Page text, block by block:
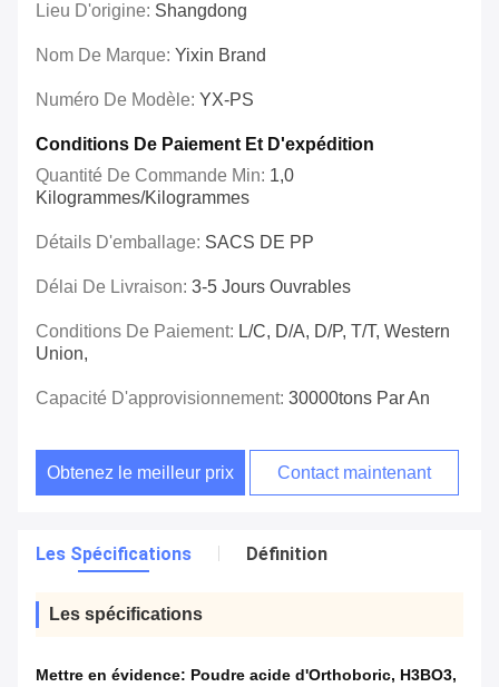
Lieu D'origine: Shangdong
Nom De Marque: Yixin Brand
Numéro De Modèle: YX-PS
Conditions De Paiement Et D'expédition
Quantité De Commande Min: 1,0
Kilogrammes/kilogrammes
Détails D'emballage: SACS DE PP
Délai De Livraison: 3-5 Jours Ouvrables
Conditions De Paiement: L/C, D/A, D/P, T/T, Western
Union,
Capacité D'approvisionnement: 30000tons Par An
Obtenez le meilleur prix Contact maintenant
Les Spécifications Définition
Les spécifications
Mettre en évidence: Poudre acide d'Orthoboric, H3BO3,